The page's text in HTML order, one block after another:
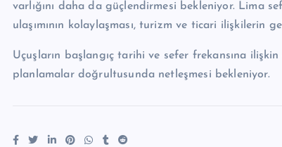
varlığını daha da güçlendirmesi bekleniyor. Lima
ulaşımının kolaylaşması, turizm ve ticari ilişkilerin
Uçuşların başlangıç tarihi ve sefer frekansına
planlamalar doğrultusunda netleşmesi bekleniyor.